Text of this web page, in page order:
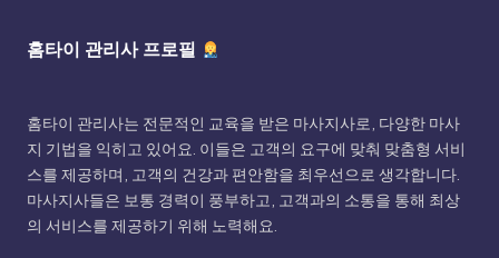
홈타이 관리사 프로필
홈타이 관리사는 전문적인 교육을 받은 마사지사로, 다양한 마사
지 기법을 익히고 있어요. 이들은 고객의 요구에 맞춰 맞춤형 서비
스를 제공하며, 고객의 건강과 편안함을 최우선으로 생각합니다.
마사지사들은 보통 경력이 풍부하고, 고객과의 소통을 통해 최상
의 서비스를 제공하기 위해 노력해요.